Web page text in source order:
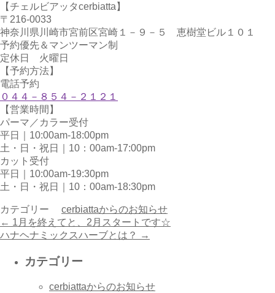
【チェルビアッタcerbiatta】
〒216-0033
神奈川県川崎市宮前区宮崎１－９－５ 恵樹堂ビル１０１
予約優先＆マンツーマン制
定休日 火曜日
【予約方法】
電話予約
０４４－８５４－２１２１
【営業時間】
パーマ／カラー受付
平日｜10:00am-18:00pm
土・日・祝日｜10：00am-17:00pm
カット受付
平日｜10:00am-19:30pm
土・日・祝日｜10：00am-18:30pm
カテゴリー cerbiattaからのお知らせ
← 1月を終えてと、2月スタートです☆
ハナヘナミックスハーブとは？
→
カテゴリー
cerbiattaからのお知らせ